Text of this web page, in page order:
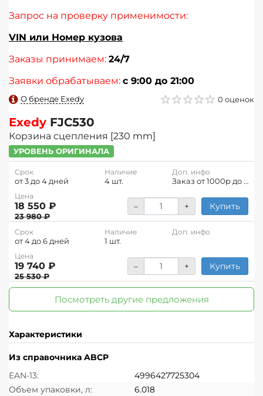
Запрос на проверку применимости:
VIN или Номер кузова
Заказы принимаем: 24/7
Заявки обрабатываем: с 9:00 до 21:00
О бренде Exedy 0 оценок
Exedy FJC530
Корзина сцепления [230 mm]
УРОВЕНЬ ОРИГИНАЛА
Срок
от 3 до 4 дней
Наличие
4 шт.
Доп. инфо
Заказ от 1000р до 18:45
Цена
18 550 ₽
23 980 ₽
– + Купить
Срок
от 4 до 6 дней
Наличие
1 шт.
Доп. инфо
Цена
19 740 ₽
25 530 ₽
– + Купить
Посмотреть другие предложения
Характеристики
Из справочника ABCP
EAN-13:
4996427725304
Объем упаковки, л:
6.018